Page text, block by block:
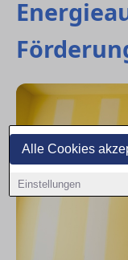
Alle Cookies
Einstellungen